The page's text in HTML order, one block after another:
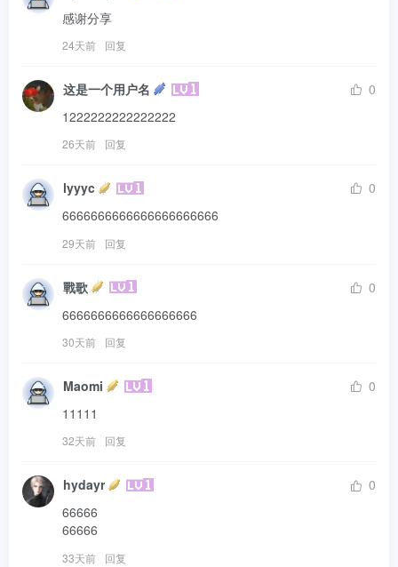
感谢分享
24天前 回复
这是一个用户名
0
1222222222222222
26天前 回复
lyyyc
0
6666666666666666666666
29天前 回复
戰歌
0
6666666666666666666
30天前 回复
Maomi
0
11111
32天前 回复
hydayr
0
66666
66666
33天前 回复